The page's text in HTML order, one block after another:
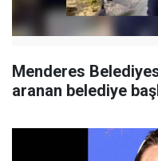
Menderes
aranan belediye